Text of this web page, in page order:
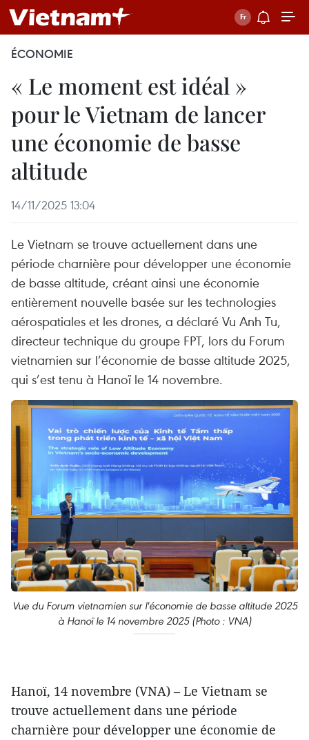
ÉCONOMIE
« Le moment est idéal »
pour le Vietnam de lancer
une économie de basse
altitude
14/11/2025 13:04
Le Vietnam se trouve actuellement dans une
période charnière pour développer une économie
de basse altitude, créant ainsi une économie
entièrement nouvelle basée sur les technologies
aérospatiales et les drones, a déclaré Vu Anh Tu,
directeur technique du groupe FPT, lors du Forum
vietnamien sur l’économie de basse altitude 2025,
qui s’est tenu à Hanoï le 14 novembre.
Vue du Forum vietnamien sur l'économie de basse altitude 2025
à Hanoï le 14 novembre 2025 (Photo : VNA)
Hanoï, 14 novembre (VNA) – Le Vietnam se
trouve actuellement dans une période
charnière pour développer une économie de